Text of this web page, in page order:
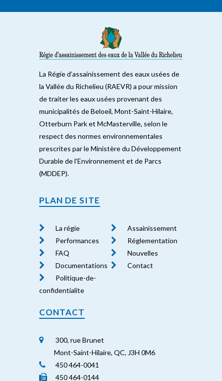
La Régie d’assainissement des eaux usées de
la Vallée du Richelieu (RAEVR) a pour mission
de traiter les eaux usées provenant des
municipalités de Beloeil, Mont-Saint-Hilaire,
Otterburn Park et McMasterville, selon le
respect des normes environnementales
prescrites par le Ministère du Développement
Durable de l’Environnement et de Parcs
(MDDEP).
PLAN DE SITE
La régie
Assainissement
Performances
Réglementation
FAQ
Nouvelles
Documentations
Contact
Politique-de-
confidentialite
CONTACT
300, rue Brunet
Mont-Saint-Hilaire, QC, J3H 0M6
450 464-0041
450 464-0144